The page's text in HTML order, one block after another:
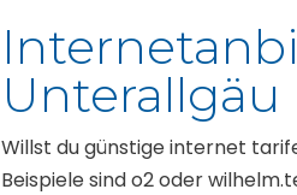
Unterallgäu
Willst du günstige internet
Beispiele sind o2 oder